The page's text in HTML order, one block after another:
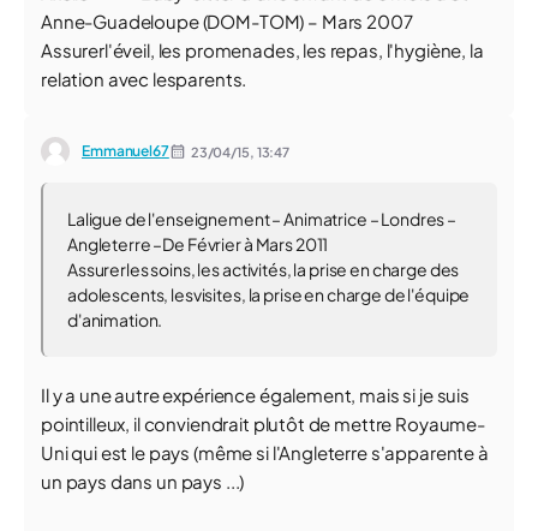
Anne-Guadeloupe (DOM-TOM) – Mars 2007
Assurerl'éveil, les promenades, les repas, l'hygiène, la
relation avec lesparents.
Emmanuel67 23/04/15, 13:47
Laligue de l'enseignement – Animatrice – Londres –
Angleterre –De Février à Mars 2011
Assurerles soins, les activités, la prise en charge des
adolescents, lesvisites, la prise en charge de l'équipe
d'animation.
Il y a une autre expérience également, mais si je suis
pointilleux, il conviendrait plutôt de mettre Royaume-
Uni qui est le pays (même si l'Angleterre s'apparente à
un pays dans un pays ...)